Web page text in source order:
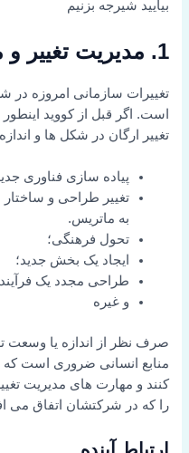
بیایید شیرجه بزنیم
1. مدیریت تغییر و مشاوره تغییر
تغییرات سازمانی امروزه در
است. اگر قبل از کووید
تغییر ارگان در شکل ها و
پیاده سازی فناوری
تغییر طراحی و
به ماتریس.
تحول فرهنگی؛
ایجاد یک بخش جدید؛
طراحی مجدد یک
و غیره
صرف نظر از اندازه یا وسعت
منابع انسانی ضروری است که
کنند و مهارت های مدیریت
را که در شرکتشان اتفاق می
ارتباط آینده